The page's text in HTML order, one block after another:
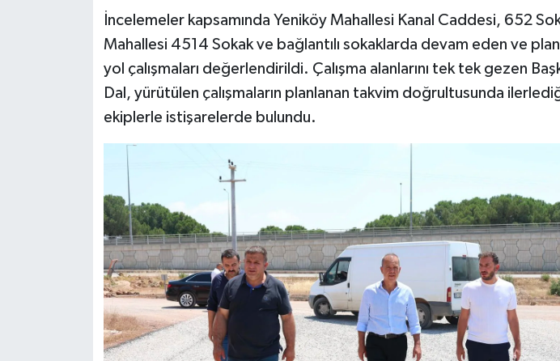
İncelemeler kapsamında Yeniköy Mahallesi Kanal Caddesi, 652
Mahallesi 4514 Sokak ve bağlantılı sokaklarda devam eden ve
yol çalışmaları değerlendirildi. Çalışma alanlarını tek tek gezen
Dal, yürütülen çalışmaların planlanan takvim doğrultusunda
ekiplerle istişarelerde bulundu.